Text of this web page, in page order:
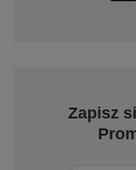
Zapisz